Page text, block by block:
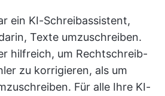
ein KI-Schreibassistent,
Texte umzuschreiben.
hilfreich, um Rechtschreib-
zu korrigieren, als um
Für alle Ihre KI-